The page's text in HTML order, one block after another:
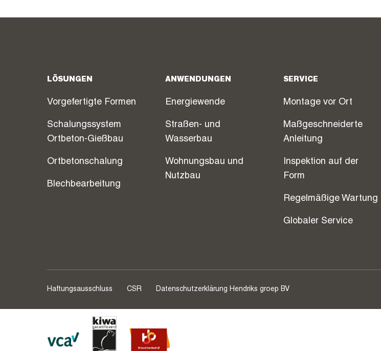
LÖSUNGEN
Vorgefertigte Formen
Schalungssystem
Ortbeton-Gießbau
Ortbetonschalung
Blechbearbeitung
ANWENDUNGEN
Energiewende
Straßen- und
Wasserbau
Wohnungsbau und
Nutzbau
SERVICE
Montage vor Ort
Maßgeschneiderte
Anleitung
Inspektion auf der
Form
Regelmäßige Wartung
Globaler Service
Haftungsausschluss CSR Datenschutzerklärung Hendriks groep BV